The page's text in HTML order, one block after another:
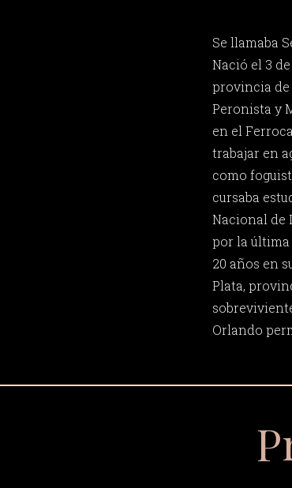
Se llamaba
Nació el 3
provincia de
Peronista y
en el
trabajar en
como
cursaba
Nacional de
por la
20 años en
Plata,
Orlando